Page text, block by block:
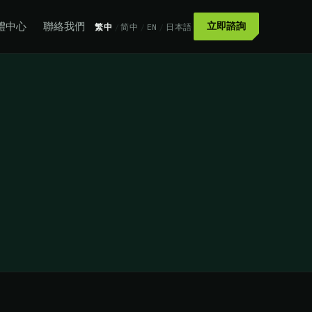
中心 聯絡我們 繁中 / 简中 / EN / 日本語 立即諮詢